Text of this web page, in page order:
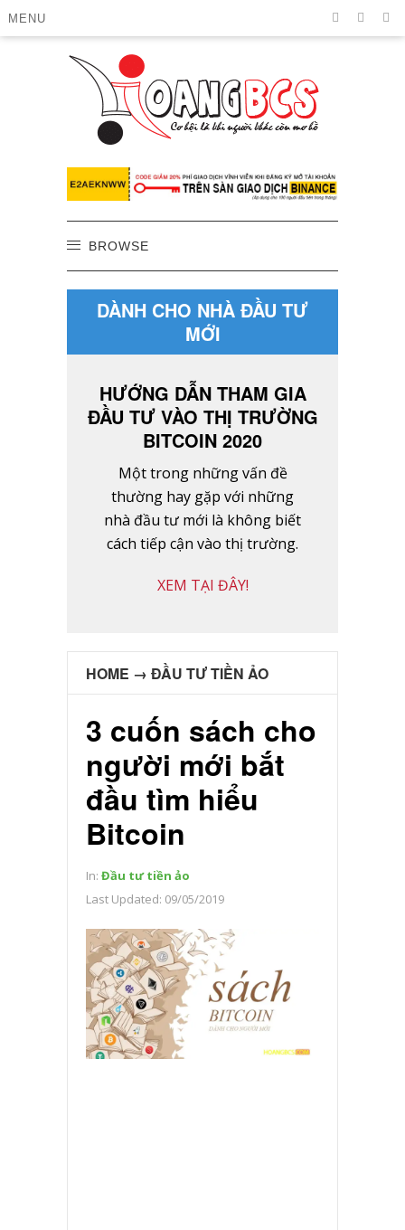
MENU
BROWSE
DÀNH CHO NHÀ ĐẦU TƯ
MỚI
HƯỚNG DẪN THAM GIA
ĐẦU TƯ VÀO THỊ TRƯỜNG
BITCOIN 2020
Một trong những vấn đề
thường hay gặp với những
nhà đầu tư mới là không biết
cách tiếp cận vào thị trường.
XEM TẠI ĐÂY!
HOME → ĐẦU TƯ TIỀN ẢO
3 cuốn sách cho
người mới bắt
đầu tìm hiểu
Bitcoin
In: Đầu tư tiền ảo
Last Updated: 09/05/2019